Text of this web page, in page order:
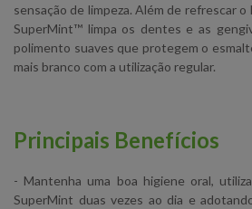
sensação de limpeza. Além de refrescar
SuperMint™ limpa os dentes e as
polimento suaves que protegem o
mais branco com a utilização regular.
Principais Benefícios
- Mantenha uma boa higiene oral,
SuperMint duas vezes ao dia e